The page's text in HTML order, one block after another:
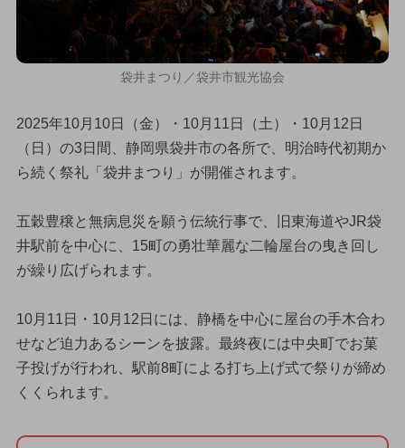
袋井まつり／袋井市観光協会
2025年10月10日（金）・10月11日（土）・10月12日
（日）の3日間、静岡県袋井市の各所で、明治時代初期か
ら続く祭礼「袋井まつり」が開催されます。
五穀豊穣と無病息災を願う伝統行事で、旧東海道やJR袋
井駅前を中心に、15町の勇壮華麗な二輪屋台の曳き回し
が繰り広げられます。
10月11日・10月12日には、静橋を中心に屋台の手木合わ
せなど迫力あるシーンを披露。最終夜には中央町でお菓
子投げが行われ、駅前8町による打ち上げ式で祭りが締め
くくられます。